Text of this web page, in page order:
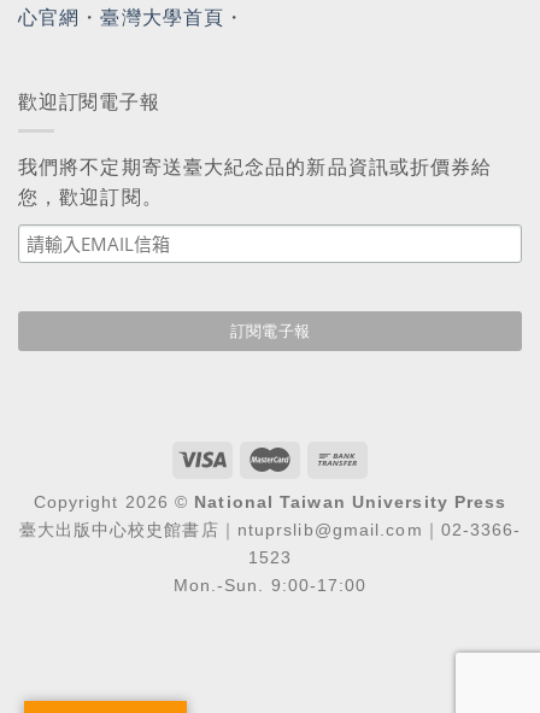
心官網 ・臺灣大學首頁 ・
歡迎訂閱電子報
我們將不定期寄送臺大紀念品的新品資訊或折價券給
您，歡迎訂閱。
Copyright 2026 © National Taiwan University Press
臺大出版中心校史館書店｜ntuprslib@gmail.com｜02-3366-
1523
Mon.-Sun. 9:00-17:00